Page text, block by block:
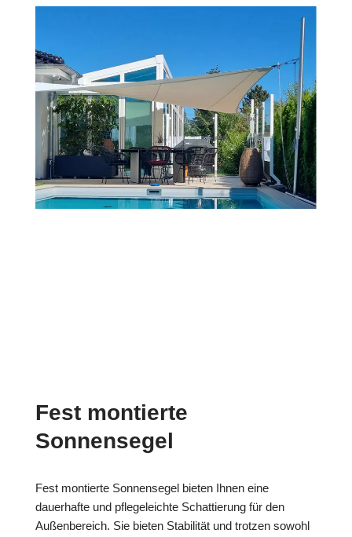
Fest montierte
Sonnensegel
Fest montierte Sonnensegel bieten Ihnen eine
dauerhafte und pflegeleichte Schattierung für den
Außenbereich. Sie bieten Stabilität und trotzen sowohl